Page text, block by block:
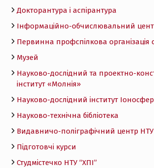
Докторантура і аспірантура
Інформаційно-обчислювальний
Первинна профспілкова організація
Музей
Науково-дослідний та проектно-
інститут «Молнія»
Науково-дослідний інститут
Науково-технічна бібліотека
Видавничо-поліграфічний центр НТУ
Підготовчі курси
Студмістечко НТУ “ХПІ”